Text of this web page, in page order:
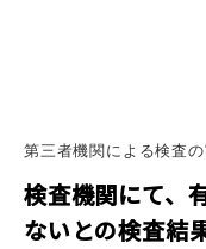
第三者機関による検査
検査機関にて、
ないとの検査結